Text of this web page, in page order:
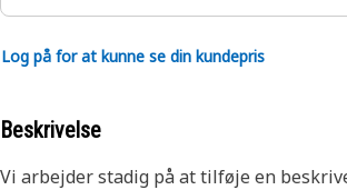
Log på for at kunne se din kundepris
Beskrivelse
Vi arbejder stadig på at tilføje en